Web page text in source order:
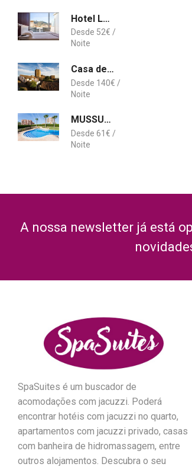
Hotel Laranjeira
52€
Casa de Férias A Janela Do Castelo
140€
MUSSULO BEACH APARTMENT litoralmar
61 €
A nossa newsletter já está
SpaSuites é um buscador de
acomodações com jacuzzi. Poderá
encontrar hotéis com jacuzzi no quarto,
apartamentos com jacuzzi privado, casas
com banheira de hidromassagem, entre
outros alojamentos. Descubra o seu